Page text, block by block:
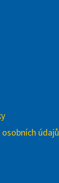
údajů